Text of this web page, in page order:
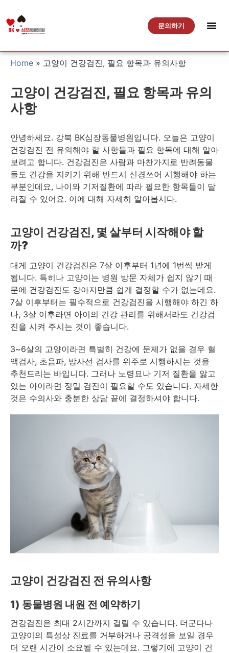
문의하기
Home » 고양이 건강검진, 필요 항목과 유의사항
고양이 건강검진, 필요 항목과 유의
사항
안녕하세요. 강북 BK심장동물병원입니다. 오늘은 고양이
건강검진 전 유의해야 할 사항들과 필요 항목에 대해 알아
보려고 합니다. 건강검진은 사람과 마찬가지로 반려동물
들도 건강을 지키기 위해 반드시 신경쓰어 시행해야 하는
부분인데요, 나이와 기저질환에 따라 필요한 항목들이 달
라질 수 있어요. 이에 대해 자세히 알아봅시다.
고양이 건강검진, 몇 살부터 시작해야 할
까?
대게 고양이 건강검진은 7살 이후부터 1년에 1번씩 받게
됩니다. 특히나 고양이는 병원 방문 자체가 쉽지 않기 때
문에 건강검진도 강아지만큼 쉽게 결정할 수가 없는데요.
7살 이후부터는 필수적으로 건강검진을 시행해야 하긴 하
나, 3살 이후라면 아이의 건강 관리를 위해서라도 건강검
진을 시켜 주시는 것이 좋습니다.
3~6살의 고양이라면 특별히 건강에 문제가 없을 경우 혈
액검사, 초음파, 방사선 검사를 위주로 시행하시는 것을
추천드리는 바입니다. 그러나 노령묘나 기저 질환을 앓고
있는 아이라면 정밀 검진이 필요할 수도 있습니다. 자세한
것은 수의사와 충분한 상담 끝에 결정하셔야 합니다.
고양이 건강검진 전 유의사항
1) 동물병원 내원 전 예약하기
건강검진은 최대 2시간까지 걸릴 수 있습니다. 더군다나
고양이의 특성상 진료를 거부하거나 공격성을 보일 경우
더 오랜 시간이 소요될 수 있는데요. 그렇기에 고양이 건